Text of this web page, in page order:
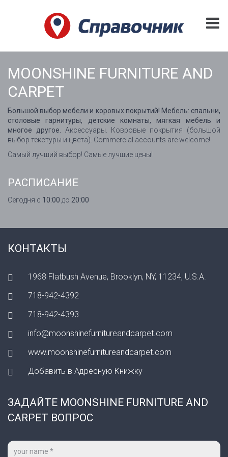
MOONSHINE FURNITURE AND
CARPET
Большой выбор мебели и коровых покрытий! Мебель: спальни,
столовые гарнитуры, детские комнаты, мягкая мебель и
многое другое.
Аксессуары. Ковровые покрытия (большой
выбор текстуры и цвета). Commercial accounts are welcome!
Самый лучший выбор! Самые лучшие цены!
РАСПИСАНИЕ
Сегодня с 10:00 до 20:00
КОНТАКТЫ
1968 Flatbush Avenue, Brooklyn, NY, 11234, U.S.A.
718-942-4392
718-942-4393
info@moonshinefurnitureandcarpet.com
www.moonshinefurnitureandcarpet.com
Добавить в Адресную Книжку
ЗАДАЙТЕ MOONSHINE FURNITURE AND
CARPET ВОПРОС
Ваше
имя